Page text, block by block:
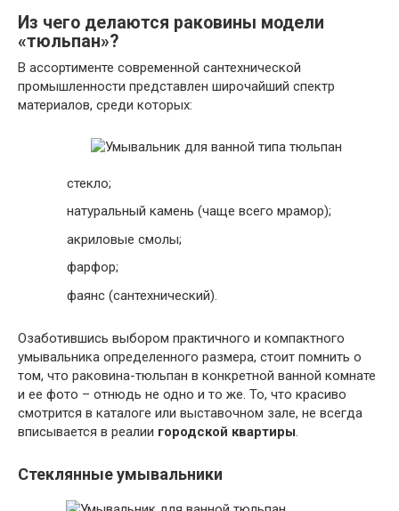
Из чего делаются раковины модели
«тюльпан»?
В ассортименте современной сантехнической
промышленности представлен широчайший спектр
материалов, среди которых:
стекло;
натуральный камень (чаще всего мрамор);
акриловые смолы;
фарфор;
фаянс (сантехнический).
Озаботившись выбором практичного и компактного
умывальника определенного размера, стоит помнить о
том, что раковина-тюльпан в конкретной ванной комнате
и ее фото – отнюдь не одно и то же. То, что красиво
смотрится в каталоге или выставочном зале, не всегда
вписывается в реалии городской квартиры.
Стеклянные умывальники